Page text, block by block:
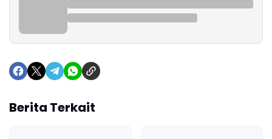
Berita Terkait